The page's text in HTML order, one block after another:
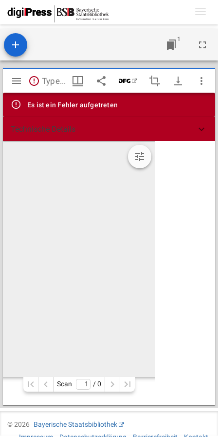
1
Mirador
Viewer
TypeError: Failed to fetch
Es ist ein Fehler aufgetreten
Technische Details
Scan / 0
©2026
Bayerische Staatsbibliothek